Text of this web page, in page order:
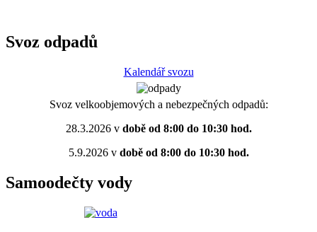
Svoz odpadů
Kalendář svozu
Svoz velkoobjemových a nebezpečných odpadů:
28.3.2026 vdobě od 8:00 do 10:30 hod.
5.9.2026 vdobě od 8:00 do 10:30 hod.
Samoodečty vody